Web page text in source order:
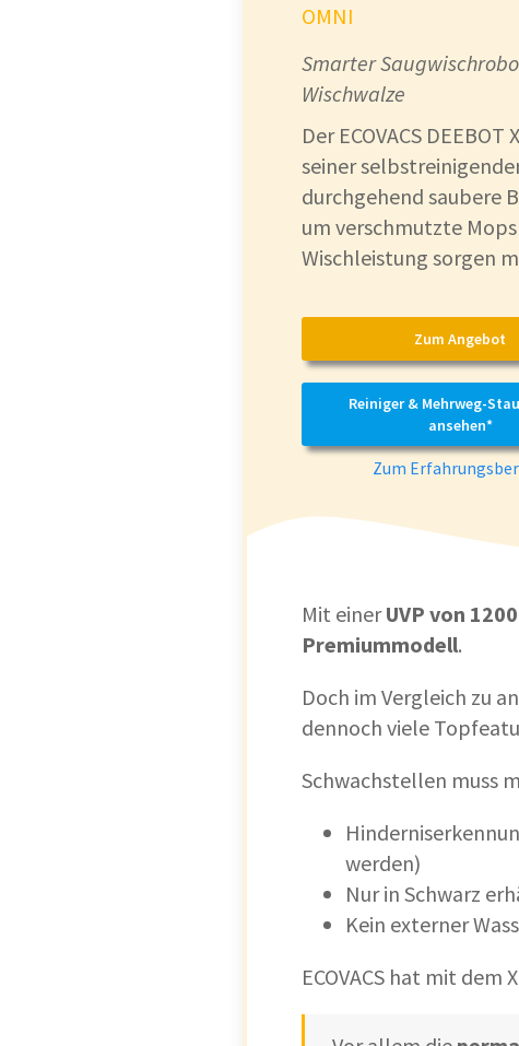
OMNI
Smarter
Wischwalze
Der ECOVACS
seiner
durchgehend saubere
um verschmutzte
Wischleistung sorgen
Zum Angebot
Reiniger & Mehrweg-
ansehen*
Zum
Mit einerUVP von
Premiummodell.
Doch im Vergleich zu
dennoch viele
Schwachstellen muss
werden)
Nur in Schwarz
Kein externer
ECOVACS hat mit dem